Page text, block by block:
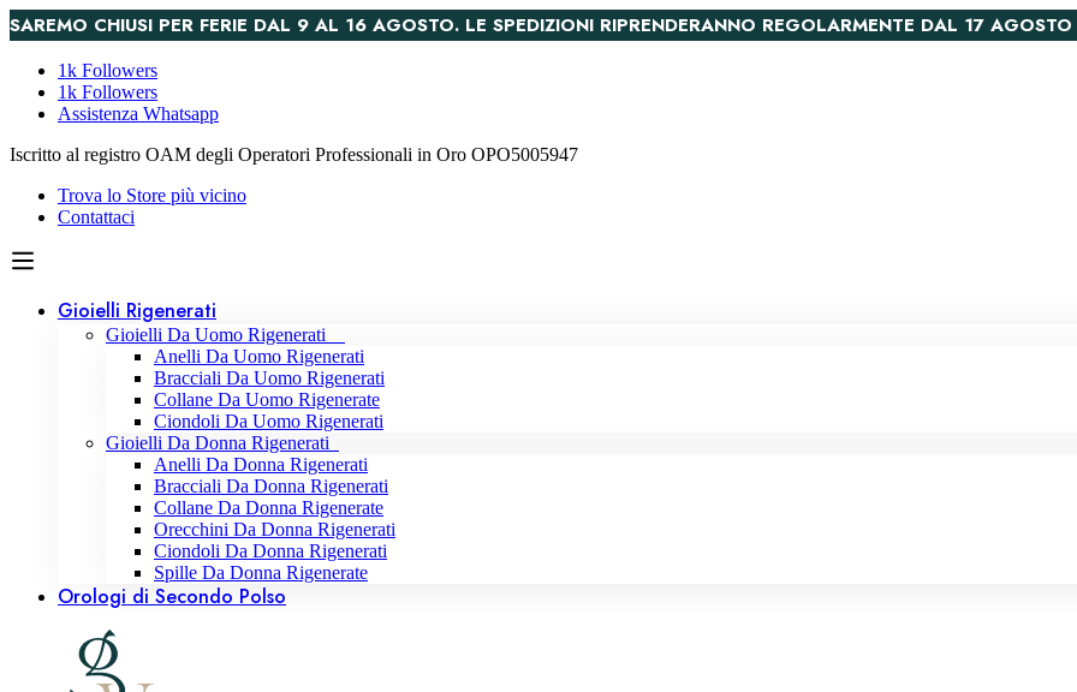
SAREMO CHIUSI PER FERIE DAL 9 AL 16 AGOSTO. LE SPEDIZIONI RIPRENDERANNO REGOLARMENTE DAL 17 AGOSTO
1k Followers
1k Followers
Assistenza Whatsapp
Iscritto al registro OAM degli Operatori Professionali in Oro OPO5005947
Trova lo Store più vicino
Contattaci
Gioielli Rigenerati
Gioielli Da Uomo Rigenerati
Anelli Da Uomo Rigenerati
Bracciali Da Uomo Rigenerati
Collane Da Uomo Rigenerate
Ciondoli Da Uomo Rigenerati
Gioielli Da Donna Rigenerati
Anelli Da Donna Rigenerati
Bracciali Da Donna Rigenerati
Collane Da Donna Rigenerate
Orecchini Da Donna Rigenerati
Ciondoli Da Donna Rigenerati
Spille Da Donna Rigenerate
Orologi di Secondo Polso